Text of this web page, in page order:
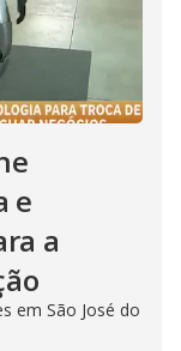
e
a
em São José do